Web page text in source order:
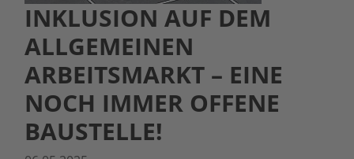
INKLUSION AUF DEM
ALLGEMEINEN
ARBEITSMARKT – EINE
NOCH IMMER OFFENE
BAUSTELLE!